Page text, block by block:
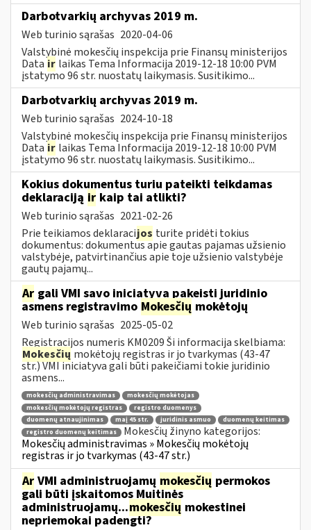
Darbotvarkių archyvas 2019 m.
Web turinio sąrašas 2020-04-06
Valstybinė mokesčių inspekcija prie Finansų ministerijos
Data ir laikas Tema Informacija 2019-12-18 10:00 PVM
įstatymo 96 str. nuostatų laikymasis. Susitikimo...
Darbotvarkių archyvas 2019 m.
Web turinio sąrašas 2024-10-18
Valstybinė mokesčių inspekcija prie Finansų ministerijos
Data ir laikas Tema Informacija 2019-12-18 10:00 PVM
įstatymo 96 str. nuostatų laikymasis. Susitikimo...
Kokius dokumentus turiu pateikti teikdamas
deklaraciją ir kaip tai atlikti?
Web turinio sąrašas 2021-02-26
Prie teikiamos deklaracijos turite pridėti tokius
dokumentus: dokumentus apie gautas pajamas užsienio
valstybėje, patvirtinančius apie toje užsienio valstybėje
gautų pajamų...
Ar gali VMI savo iniciatyva pakeisti juridinio
asmens registravimo Mokesčių mokėtojų
Web turinio sąrašas 2025-05-02
Registracijos numeris KM0209 Ši informacija skelbiama:
Mokesčių mokėtojų registras ir jo tvarkymas (43-47
str.) VMI iniciatyva gali būti pakeičiami tokie juridinio
asmens...
mokesčių administravimas
mokesčių mokėtojas
mokesčių mokėtojų registras
registro duomenys
duomenų atnaujinimas
maį 45 str. juridinis asmuo
duomenų keitimas
registro duomenų keitimas
Mokesčių žinyno kategorijos:
Mokesčių administravimas » Mokesčių mokėtojų
registras ir jo tvarkymas (43-47 str.)
Ar VMI administruojamų mokesčių permokos
gali būti įskaitomos Muitinės
administruojamų...mokesčių mokestinei
nepriemokai padengti?